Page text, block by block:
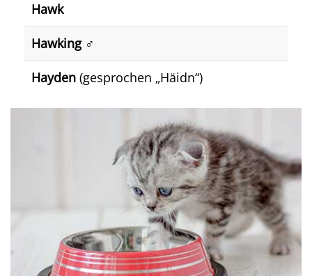
Hawk
Hawking♂️
Hayden (gesprochen „Häidn“)